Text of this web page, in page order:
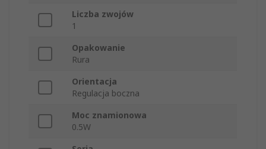
Liczba zwojów
1
Opakowanie
Rura
Orientacja
Regulacja boczna
Moc znamionowa
0.5W